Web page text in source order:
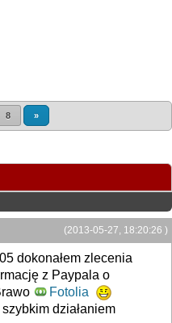
8 »
(2013-05-27, 18:20:26 )
dokonałem zlecenia
z Paypala o
Fotolia
działaniem